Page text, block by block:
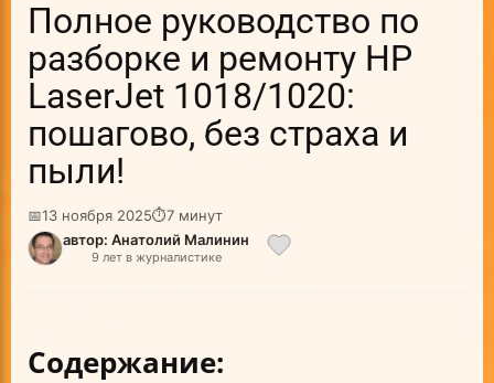
Полное руководство по
разборке и ремонту HP
LaserJet 1018/1020:
пошагово, без страха и
пыли!
📅13 ноября 2025⏱7 минут
автор: Анатолий Малинин
9 лет в журналистике
Содержание: